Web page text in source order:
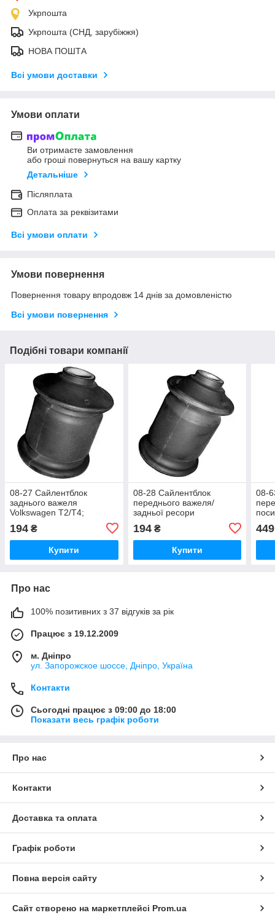
Укрпошта
Укрпошта (СНД, зарубіжжя)
НОВА ПОШТА
Всі умови доставки
Умови оплати
Ви отримаєте замовлення
або гроші повернуться на вашу картку
Детальніше
Післяплата
Оплата за реквізитами
Всі умови оплати
Умови повернення
Повернення товару впродовж 14 днів за домовленістю
Всі умови повернення
Подібні товари компанії
08-27 Сайлентблок
заднього важеля
Volkswagen T2/T4;
194 ₴
Купити
08-28 Сайлентблок
переднього важеля/
задньої ресори
251407183
194₴
Купити
08-
449
Про нас
100% позитивних з 37 відгуків за рік
Працює з 19.12.2009
м. Дніпро
ул. Запорожское шоссе, Дніпро, Україна
Контакти
Сьогодні працює з 09:00 до 18:00
Показати весь графік роботи
Про нас
Контакти
Доставка та оплата
Графік роботи
Повна версія сайту
Сайт створено на маркетплейсі Prom.ua